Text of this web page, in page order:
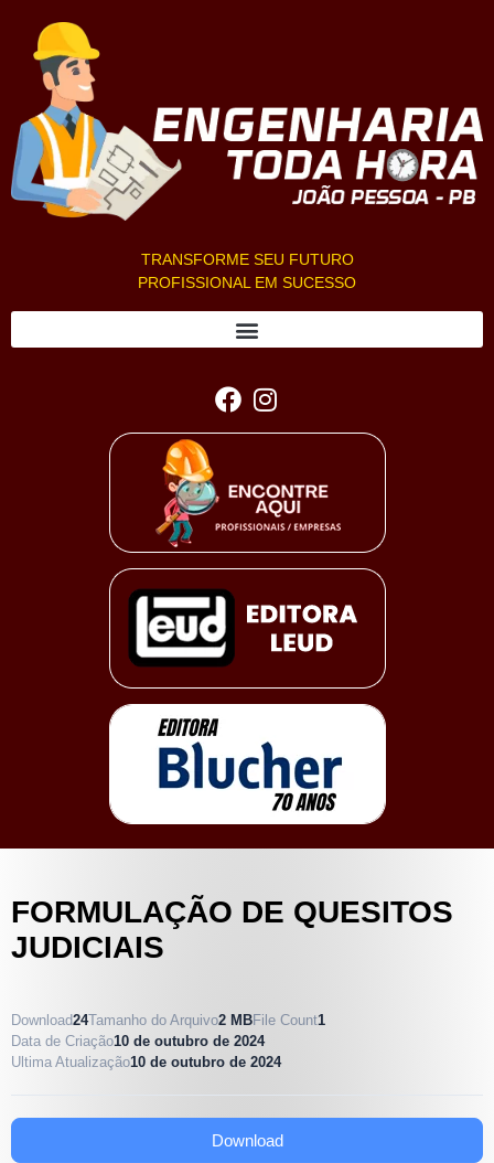
TRANSFORME SEU FUTURO
PROFISSIONAL EM SUCESSO
FORMULAÇÃO DE QUESITOS
JUDICIAIS
Download24Tamanho do Arquivo2 MBFile Count1
Data de Criação10 de outubro de 2024
Ultima Atualização10 de outubro de 2024
Download